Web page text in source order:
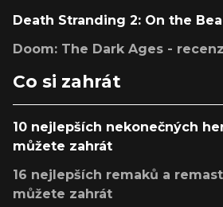
Death Stranding 2: On the
Doom: The Dark Ages -
Co si zahrát
10 nejlepších nekonečných
můžete zahrát
16 nejlepších remaků a
můžete zahrát